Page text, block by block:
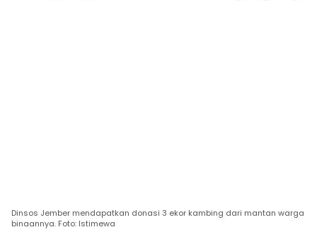
Dinsos Jember mendapatkan donasi 3 ekor kambing dari mantan warga
binaannya. Foto: Istimewa